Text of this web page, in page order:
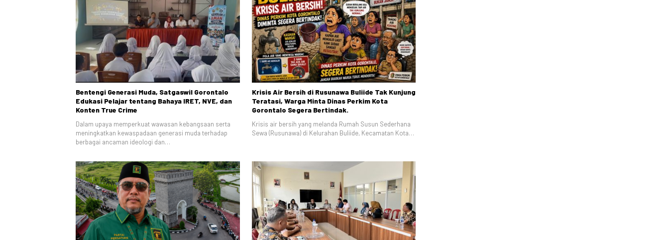
Bentengi Generasi Muda, Satgaswil Gorontalo
Edukasi Pelajar tentang Bahaya IRET, NVE, dan
Konten True Crime
Dalam upaya memperkuat wawasan kebangsaan serta
meningkatkan kewaspadaan generasi muda terhadap
berbagai ancaman ideologi dan…
Krisis Air Bersih di Rusunawa Buliide Tak Kunjung
Teratasi, Warga Minta Dinas Perkim Kota
Gorontalo Segera Bertindak.
Krisis air bersih yang melanda Rumah Susun Sederhana
Sewa (Rusunawa) di Kelurahan Buliide, Kecamatan Kota…